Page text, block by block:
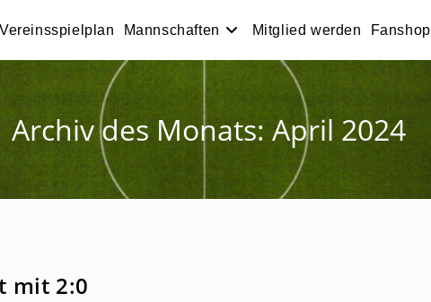
Vereinsspielplan Mannschaften Mitglied werden Fanshop
Archiv des Monats: April 2024
mit 2:0